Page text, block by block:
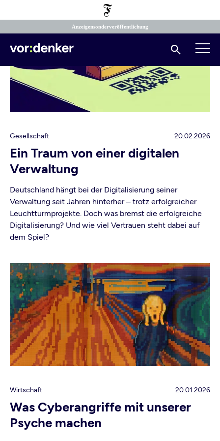
Anzeigensonderveröffentlichung
Suchen
Gesellschaft 20.02.2026
Ein Traum von einer digitalen
Verwaltung
Deutschland hängt bei der Digitalisierung seiner
Verwaltung seit Jahren hinterher – trotz erfolgreicher
Leuchtturmprojekte. Doch was bremst die erfolgreiche
Digitalisierung? Und wie viel Vertrauen steht dabei auf
dem Spiel?
Wirtschaft 20.01.2026
Was Cyberangriffe mit unserer
Psyche machen